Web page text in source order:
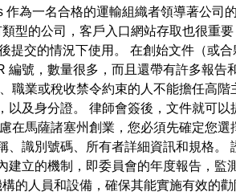
為一名合格的運輸組織者領導著公司的
型的公司，客戶入口網站存取也很重
提交的情況下使用。 在創始文件（或合
號，數量很多，而且還帶有許多報告
職業或稅收禁令約束的人不能擔任高階
及身分證。 律師會簽後，文件就可以
在馬薩諸塞州創業，您必須先確定您選
識別號碼、所有者詳細資訊和規格。
立的機制，即委員會的年度報告，監
的人員和設備，確保其能實施有效的勸